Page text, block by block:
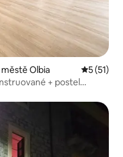
Olbia
5 (51)
+ postel